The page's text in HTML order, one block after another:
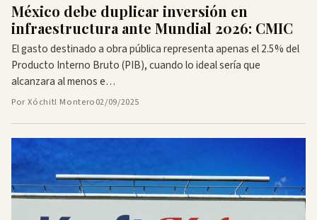
México debe duplicar inversión en
infraestructura ante Mundial 2026: CMIC
El gasto destinado a obra pública representa apenas el 2.5% del
Producto Interno Bruto (PIB), cuando lo ideal sería que
alcanzara al menos e…
Por Xóchitl Montero02/09/2025